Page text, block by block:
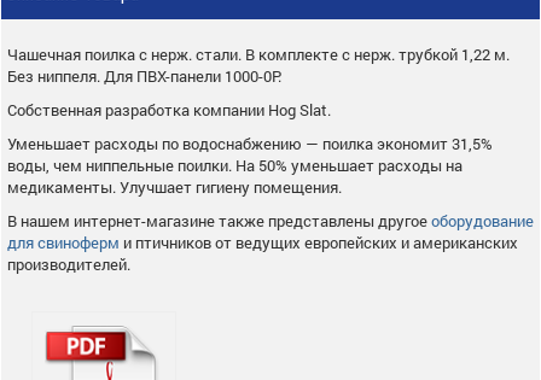
Чашечная поилка с нерж. стали. В комплекте с нерж. трубкой 1,22 м.
Без ниппеля. Для ПВХ-панели 1000-0P.
Собственная разработка компании Hog Slat.
Уменьшает расходы по водоснабжению — поилка экономит 31,5%
воды, чем ниппельные поилки. На 50% уменьшает расходы на
медикаменты. Улучшает гигиену помещения.
В нашем интернет-магазине также представлены другоеоборудование
для свиноферм и птичников от ведущих европейских и американских
производителей.